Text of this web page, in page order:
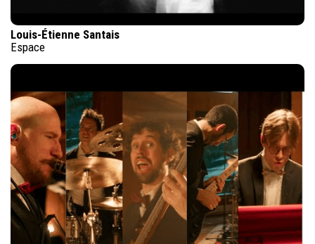
Louis-Étienne Santais
Espace